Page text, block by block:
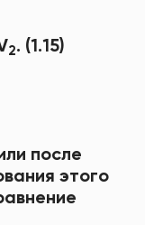
2. (1.15)
после
этого